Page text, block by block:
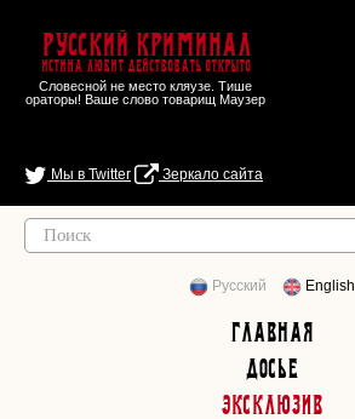
Русский Криминал
Истина любит действовать открыто
Словесной не место кляузе. Тише
ораторы! Ваше слово товарищ Маузер
Мы в Twitter Зеркало сайта
Русский English
Главная
Досье
Эксклюзив